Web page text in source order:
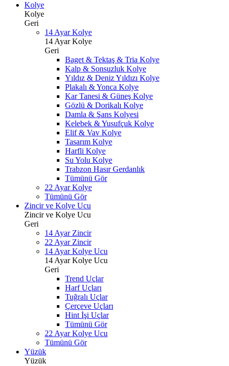
Kolye
Kolye
Geri
14 Ayar Kolye
14 Ayar Kolye
Geri
Baget & Tektaş & Tria Kolye
Kalp & Sonsuzluk Kolye
Yıldız & Deniz Yıldızı Kolye
Plakalı & Yonca Kolye
Kar Tanesi & Güneş Kolye
Gözlü & Dorikalı Kolye
Damla & Şans Kolyesi
Kelebek & Yusufçuk Kolye
Elif & Vav Kolye
Tasarım Kolye
Harfli Kolye
Su Yolu Kolye
Trabzon Hasır Gerdanlık
Tümünü Gör
22 Ayar Kolye
Tümünü Gör
Zincir ve Kolye Ucu
Zincir ve Kolye Ucu
Geri
14 Ayar Zincir
22 Ayar Zincir
14 Ayar Kolye Ucu
14 Ayar Kolye Ucu
Geri
Trend Uçlar
Harf Uçları
Tuğralı Uçlar
Çerçeve Uçları
Hint İşi Uçlar
Tümünü Gör
22 Ayar Kolye Ucu
Tümünü Gör
Yüzük
Yüzük